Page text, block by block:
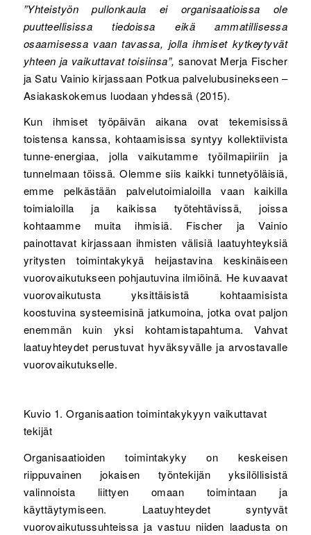
”Yhteistyön pullonkaula ei organisaatioissa ole
puutteellisissa tiedoissa eikä ammatillisessa
osaamisessa vaan tavassa, jolla ihmiset kytkeytyvät
yhteen ja vaikuttavat toisiinsa”, sanovat Merja Fischer
ja Satu Vainio kirjassaan Potkua palvelubusinekseen –
Asiakaskokemus luodaan yhdessä (2015).
Kun ihmiset työpäivän aikana ovat tekemisissä
toistensa kanssa, kohtaamisissa syntyy kollektiivista
tunne-energiaa, jolla vaikutamme työilmapiiriin ja
tunnelmaan töissä. Olemme siis kaikki tunnetyöläisiä,
emme pelkästään palvelutoimialoilla vaan kaikilla
toimialoilla ja kaikissa työtehtävissä, joissa
kohtaamme muita ihmisiä. Fischer ja Vainio
painottavat kirjassaan ihmisten välisiä laatuyhteyksiä
yritysten toimintakykyä heijastavina keskinäiseen
vuorovaikutukseen pohjautuvina ilmiöinä. He kuvaavat
vuorovaikutusta yksittäisistä kohtaamisista
koostuvina systeemisinä jatkumoina, jotka ovat paljon
enemmän kuin yksi kohtamistapahtuma. Vahvat
laatuyhteydet perustuvat hyväksyvälle ja arvostavalle
vuorovaikutukselle.
Kuvio 1. Organisaation toimintakykyyn vaikuttavat
tekijät
Organisaatioiden toimintakyky on keskeisen
riippuvainen jokaisen työntekijän yksilöllisistä
valinnoista liittyen omaan toimintaan ja
käyttäytymiseen. Laatuyhteydet syntyvät
vuorovaikutussuhteissa ja vastuu niiden laadusta on